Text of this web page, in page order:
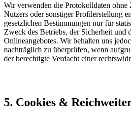
Wir verwenden die Protokolldaten ohne
Nutzers oder sonstiger Profilerstellung
gesetzlichen Bestimmungen nur für
Zweck des Betriebs, der Sicherheit und
Onlineangebotes. Wir behalten uns
nachträglich zu überprüfen, wenn
der berechtigte Verdacht einer
5. Cookies &